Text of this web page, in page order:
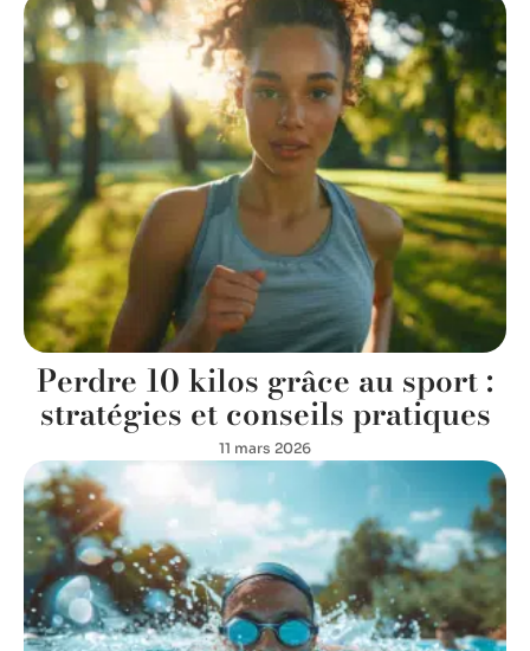
Perdre 10 kilos grâce au sport :
stratégies et conseils pratiques
11 mars 2026